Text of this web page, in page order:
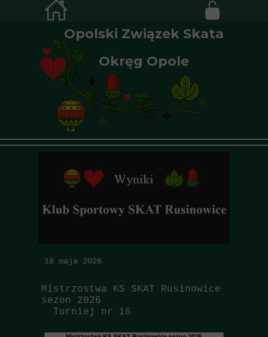
Opolski Związek Skata
Okręg Opole
18 maja 2026
Mistrzostwa KS SKAT Rusinowice
sezon 2026
Turniej nr 16